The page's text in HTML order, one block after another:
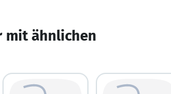
mit ähnlichen